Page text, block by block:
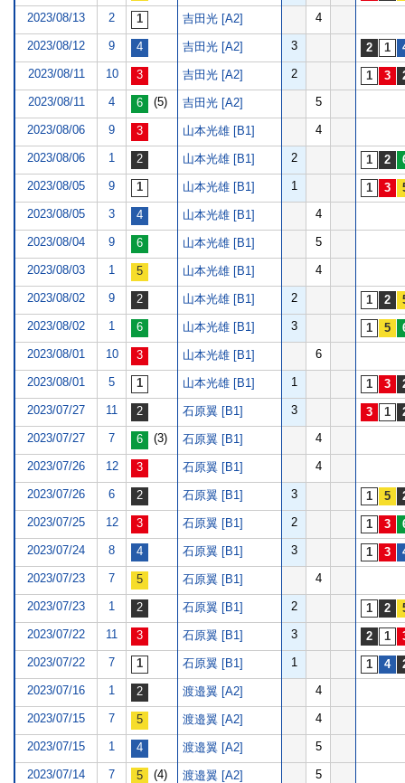
2023/08/13 2 吉田光 [A2] 4
2023/08/12 9 吉田光 [A2] 3
2023/08/11 10 吉田光 [A2] 2
2023/08/11 4 (5) 吉田光 [A2] 5
2023/08/06 9 山本光雄 [B1] 4
2023/08/06 1 山本光雄 [B1] 2
2023/08/05 9 山本光雄 [B1] 1
2023/08/05 3 山本光雄 [B1] 4
2023/08/04 9 山本光雄 [B1] 5
2023/08/03 1 山本光雄 [B1] 4
2023/08/02 9 山本光雄 [B1] 2
2023/08/02 1 山本光雄 [B1] 3
2023/08/01 10 山本光雄 [B1] 6
2023/08/01 5 山本光雄 [B1] 1
2023/07/27 11 石原翼 [B1] 3
2023/07/27 7 (3) 石原翼 [B1] 4
2023/07/26 12 石原翼 [B1] 4
2023/07/26 6 石原翼 [B1] 3
2023/07/25 12 石原翼 [B1] 2
2023/07/24 8 石原翼 [B1] 3
2023/07/23 7 石原翼 [B1] 4
2023/07/23 1 石原翼 [B1] 2
2023/07/22 11 石原翼 [B1] 3
2023/07/22 7 石原翼 [B1] 1
2023/07/16 1 渡邉翼 [A2] 4
2023/07/15 7 渡邉翼 [A2] 4
2023/07/15 1 渡邉翼 [A2] 5
2023/07/14 7 (4) 渡邉翼 [A2] 5